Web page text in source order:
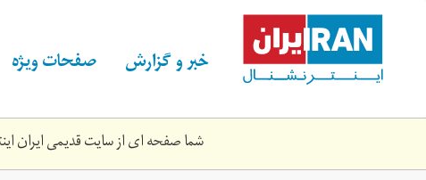
content خبر و گزارش صفحات ویژه
شما صفحه ای از سایت قدیمی ایران